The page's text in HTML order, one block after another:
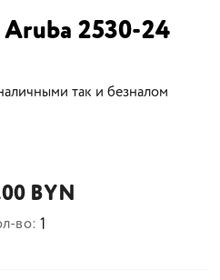
2530-24
так и безналом
BYN
во: 1